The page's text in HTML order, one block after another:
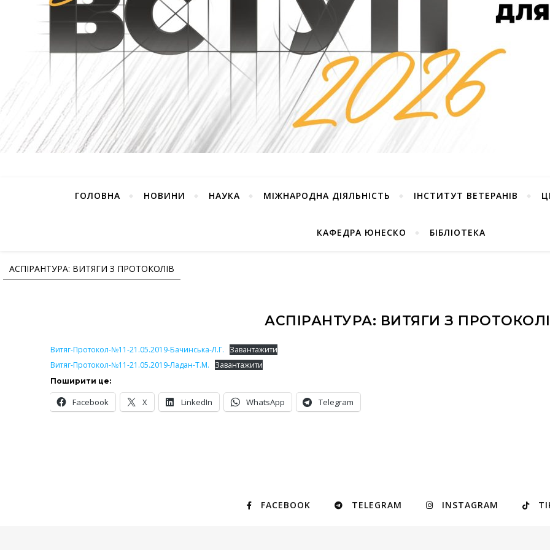
ГОЛОВНА НОВИНИ НАУКА МІЖНАРОДНА ДІЯЛЬНІСТЬ ІНСТИТУТ ВЕТЕРАНІВ
КАФЕДРА ЮНЕСКО БІБЛІОТЕКА
АСПІРАНТУРА: ВИТЯГИ З ПРОТОКОЛІВ
АСПІРАНТУРА: ВИТЯГИ З
Витяг-Протокол-№11-21.05.2019-Бачинська-Л.Г.
Завантажити
Витяг-Протокол-№11-21.05.2019-Ладан-Т.М.
Завантажити
Поширити це:
Facebook X LinkedIn WhatsApp Telegram
FACEBOOK TELEGRAM INSTAGRAM